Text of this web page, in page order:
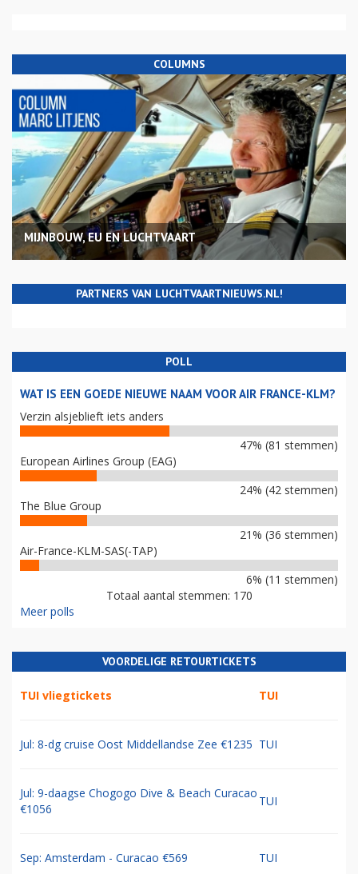
COLUMNS
MIJNBOUW, EU EN LUCHTVAART
PARTNERS VAN LUCHTVAARTNIEUWS.NL!
POLL
WAT IS EEN GOEDE NIEUWE NAAM VOOR AIR FRANCE-KLM?
Verzin alsjeblieft iets anders
47% (81 stemmen)
European Airlines Group (EAG)
24% (42 stemmen)
The Blue Group
21% (36 stemmen)
Air-France-KLM-SAS(-TAP)
6% (11 stemmen)
Totaal aantal stemmen: 170
Meer polls
VOORDELIGE RETOURTICKETS
TUI vliegtickets TUI
Jul: 8-dg cruise Oost Middellandse Zee €1235 TUI
Jul: 9-daagse Chogogo Dive & Beach Curacao
€1056
TUI
Sep: Amsterdam - Curacao €569 TUI